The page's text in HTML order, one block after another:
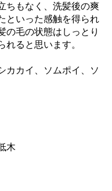
ちもなく、洗髪後の爽
といった感触を得られ
毛の状態はしっとり
れると思います。
カイ、ソムポイ、ソ
木